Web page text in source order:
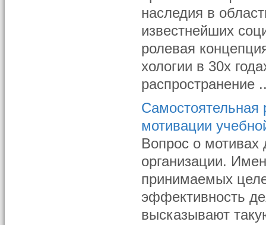
наследия в
известнейших
ролевая
хологии в 30х
распространение
Самостоятельная
мотивации
Вопрос о мотивах
организации.
принимаемых
эффективность
высказывают